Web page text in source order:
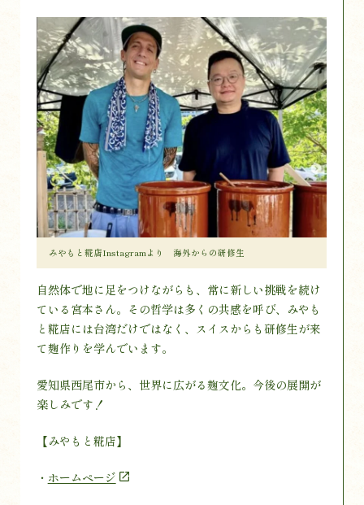
みやもと糀店Instagramより 海外からの研修生
自然体で地に足をつけながらも、常に新しい挑戦を続け
ている宮本さん。その哲学は多くの共感を呼び、みやも
と糀店には台湾だけではなく、スイスからも研修生が来
て麹作りを学んでいます。
愛知県西尾市から、世界に広がる麹文化。今後の展開が
楽しみです！
【みやもと糀店】
・ ホームページ